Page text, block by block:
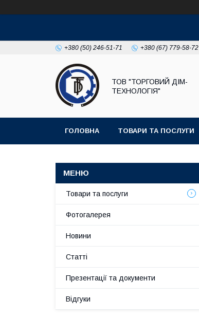
+380 (50) 246-51-71 +380 (67) 779-58-72
ТОВ "ТОРГОВИЙ ДІМ-
ТЕХНОЛОГІЯ"
ГОЛОВНА ТОВАРИ ТА ПОСЛУГИ
Товари та послуги
Фотогалерея
Новини
Статті
Презентації та документи
Відгуки